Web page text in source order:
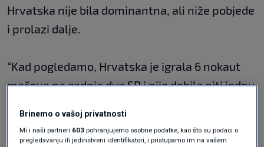
Hrvatska nije bila dominantna, ali niže pobjede
i prolazi dalje.
“Kad pogledamo, Hrvatska je igrala 6 nokaut
mečeva na zadnja dva SP i nije dobila niti jednu
produžetke, ostalo na penale. Jedina koju su
izgubili je finale prije četiri godine. Na ovom
Brinemo o vašoj privatnosti
Mi i naši partneri 603 pohranjujemo osobne podatke, kao što su podaci o
pregledavanju ili jedinstveni identifikatori, i pristupamo im na vašem